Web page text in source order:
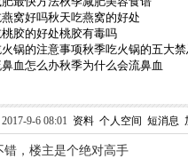
窝好吗秋天吃燕窝的好处
胶的好处桃胶有毒吗
锅的注意事项秋季吃火锅的五大
血怎么办秋季为什么会流鼻血
9-6 08:01 资料 个人空间 短消息
错，楼主是个绝对高手